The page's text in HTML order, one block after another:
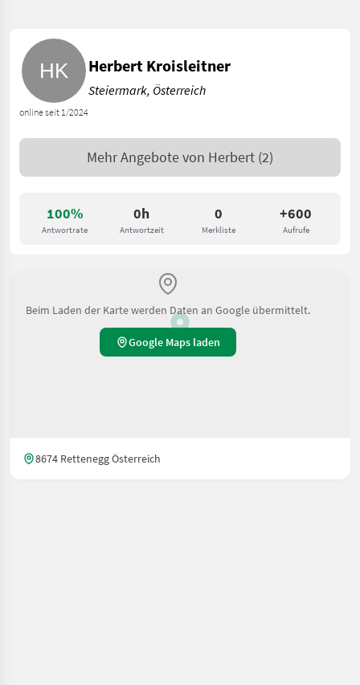
100%
Antwortrate
0h
Antwortzeit
0
Merkliste
+600
Aufrufe
online seit 1/2024
Herbert Kroisleitner
Steiermark, Österreich
Mehr Angebote von Herbert (2)
Beim Laden der Karte werden Daten an Google übermittelt.
Google Maps laden
8674 Rettenegg Österreich